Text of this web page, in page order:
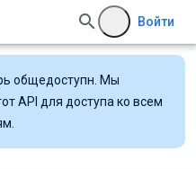
Войти
общедоступн. Мы
API для доступа ко всем